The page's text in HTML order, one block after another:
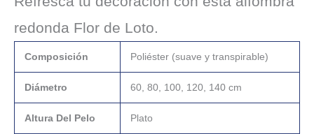
redonda Flor de Loto.
Composición Poliéster (suave y transpirable)
Diámetro 60, 80, 100, 120, 140 cm
Altura Del Pelo Plato